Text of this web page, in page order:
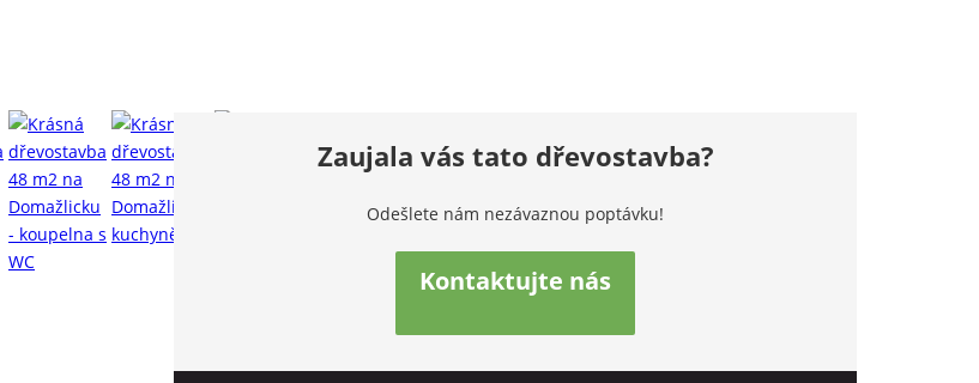
Zaujala vás tato dřevostavba?
Odešlete nám nezávaznou poptávku!
Kontaktujte nás